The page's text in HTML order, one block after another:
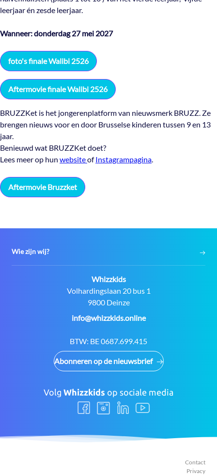
leerjaar én zesde leerjaar.
Wanneer: donderdag 27 mei 2027
foto's finale Walibi 2526
Aftermovie finale Walibi 2526
BRUZZKet is het jongerenplatform van nieuwsmerk BRUZZ. Ze
brengen nieuws voor en door Brusselse kinderen tussen 9 en 13
jaar.
Benieuwd wat BRUZZKet doet?
Lees meer op hun websiteofInstagrampagina
Aftermovie Bruzzket
Wie zijn wij?
Contact:
Whizzkids
Adres:
Volhardingslaan 20 bus 1
9800 Deinze
E-
info@whizzkids.online
BTW: BE 0687.699.415
Abonneren op de nieuwsbrief
Volg Whizzkids op sociale media
Volg
ons
Volg
ons
Volg
ons
Volg
ons
Contact
Privacy